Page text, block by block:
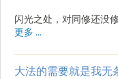
闪光之处，对同修还没
更多 ...
大法的需要就是我无